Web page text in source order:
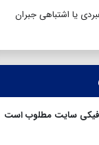
یا اشتباهی جبران
سایت مطلوب است